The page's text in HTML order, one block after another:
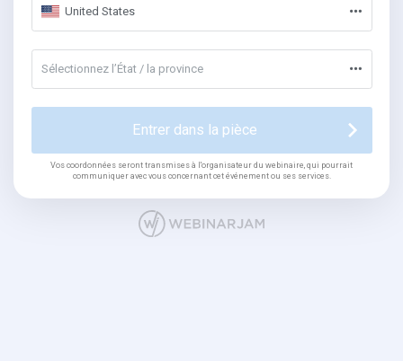
United States
Sélectionnez l’État / la province
Entrer dans la pièce
Vos coordonnées seront transmises à l'organisateur du webinaire, qui pourrait
communiquer avec vous concernant cet événement ou ses services.